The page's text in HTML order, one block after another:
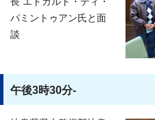
パミントゥアン氏と面
談
午後3時30分-